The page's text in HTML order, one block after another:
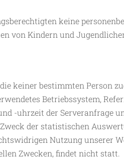
keine
von Kindern und
keiner bestimmten Person
Betriebssystem,
-uhrzeit der Serveranfrage
der statistischen
Nutzung unserer
Zwecken, findet nicht statt.